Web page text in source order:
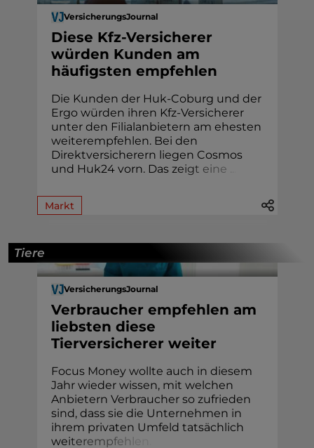
VersicherungsJournal
Diese Kfz-Versicherer
würden Kunden am
häufigsten empfehlen
Die Kunden der Huk-Coburg und der
Ergo würden ihren Kfz-Versicherer
unter den Filialanbietern am ehesten
weiterempfehlen. Bei den
Direktversicherern liegen Cosmos
und Huk24 vorn. Das zeigt eine
Markt
Tiere
VersicherungsJournal
Verbraucher empfehlen am
liebsten diese
Tierversicherer weiter
Focus Money wollte auch in diesem
Jahr wieder wissen, mit welchen
Anbietern Verbraucher so zufrieden
sind, dass sie die Unternehmen in
ihrem privaten Umfeld tatsächlich
weiterempfeh le